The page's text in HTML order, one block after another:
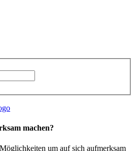
machen?
um auf sich aufmerksam